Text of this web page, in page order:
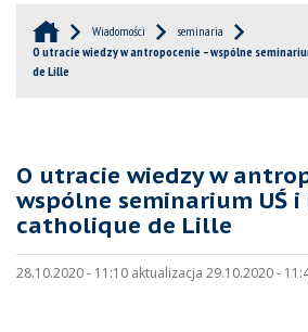
Wiadomości
seminaria
O utracie wiedzy w antropocenie – wspólne
de Lille
O utracie wiedzy w
wspólne seminarium UŚ i
catholique de Lille
28.10.2020 - 11:10 aktualizacja 29.10.2020 -